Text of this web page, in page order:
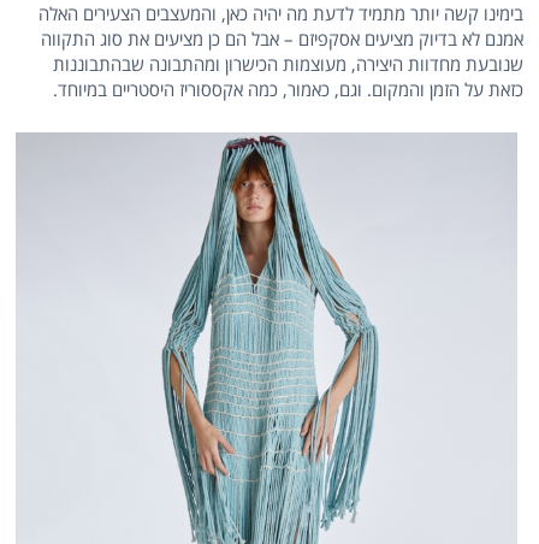
בימינו קשה יותר מתמיד לדעת מה יהיה כאן, והמעצבים הצעירים האלה
אמנם לא בדיוק מציעים אסקפיזם – אבל הם כן מציעים את סוג התקווה
שנובעת מחדוות היצירה, מעוצמות הכישרון ומהתבונה שבהתבוננות
כזאת על הזמן והמקום. וגם, כאמור, כמה אקססוריז היסטריים במיוחד.